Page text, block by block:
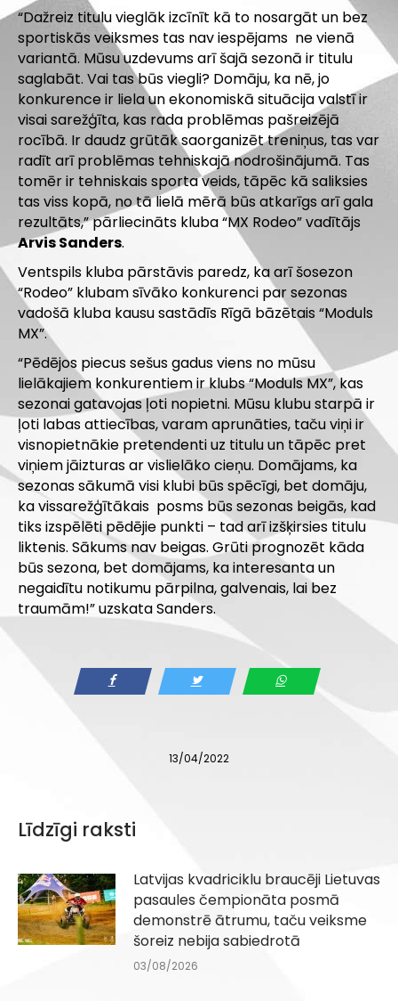
“Dažreiz titulu vieglāk izcīnīt kā to nosargāt un bez
sportiskās veiksmes tas nav iespējams ne vienā
variantā. Mūsu uzdevums arī šajā sezonā ir titulu
saglabāt. Vai tas būs viegli? Domāju, ka nē, jo
konkurence ir liela un ekonomiskā situācija valstī ir
visai sarežģīta, kas rada problēmas pašreizējā
rocībā. Ir daudz grūtāk saorganizēt treniņus, tas var
radīt arī problēmas tehniskajā nodrošinājumā. Tas
tomēr ir tehniskais sporta veids, tāpēc kā saliksies
tas viss kopā, no tā lielā mērā būs atkarīgs arī gala
rezultāts,” pārliecināts kluba “MX Rodeo” vadītājs
Arvis Sanders.
Ventspils kluba pārstāvis paredz, ka arī šosezon
“Rodeo” klubam sīvāko konkurenci par sezonas
vadošā kluba kausu sastādīs Rīgā bāzētais “Moduls
MX”.
“Pēdējos piecus sešus gadus viens no mūsu
lielākajiem konkurentiem ir klubs “Moduls MX”, kas
sezonai gatavojas ļoti nopietni. Mūsu klubu starpā ir
ļoti labas attiecības, varam aprunāties, taču viņi ir
visnopietnākie pretendenti uz titulu un tāpēc pret
viņiem jāizturas ar vislielāko cieņu. Domājams, ka
sezonas sākumā visi klubi būs spēcīgi, bet domāju,
ka vissarežģītākais posms būs sezonas beigās, kad
tiks izspēlēti pēdējie punkti – tad arī izšķirsies titulu
liktenis. Sākums nav beigas. Grūti prognozēt kāda
būs sezona, bet domājams, ka interesanta un
negaidītu notikumu pārpilna, galvenais, lai bez
traumām!” uzskata Sanders.
13/04/2022
Līdzīgi raksti
Latvijas kvadriciklu braucēji Lietuvas
pasaules čempionāta posmā
demonstrē ātrumu, taču veiksme
šoreiz nebija sabiedrotā
03/08/2026